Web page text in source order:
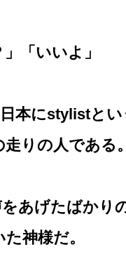
「いいよ」
本にstylistと
りの人である。
あげたばかり
神様だ。